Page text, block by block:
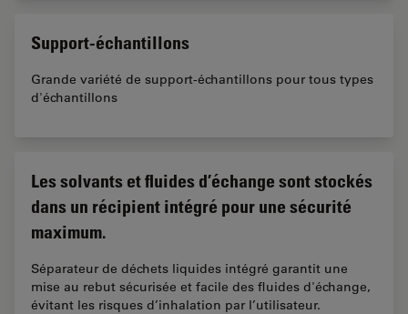
Support-échantillons
Grande variété de support-échantillons pour tous types
d'échantillons
Les solvants et fluides d’échange sont stockés
dans un récipient intégré pour une sécurité
maximum.
Séparateur de déchets liquides intégré garantit une
mise au rebut sécurisée et facile des fluides d'échange,
évitant les risques d’inhalation par l’utilisateur.